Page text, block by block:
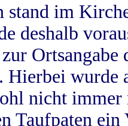
stand im
deshalb
Hierbei wurde
nicht
Taufpaten